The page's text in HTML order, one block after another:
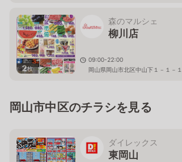
2枚
森のマルシェ
柳川店
09:00-22:00
岡山県岡山市北区中山下１－１－１
岡山市中区のチラシを見る
ダイレックス
東岡山